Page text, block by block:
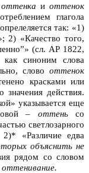
оттенка и оттенок
глагола
опрелеляется так: «1)
2) «Качество того,
(сл. АР 1822,
как синоним слова
слово оттенок
красками или
действия.
указывается еще
– оттеньсо
светлозарного
«Различие едва
объяснить не
рядом со словом
оттенивание.